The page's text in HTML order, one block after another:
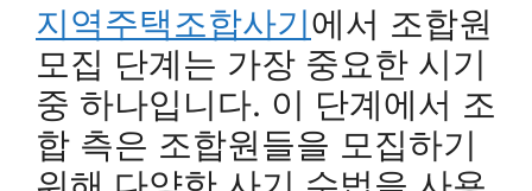
지역주택조합사기에서 조합원
모집 단계는 가장 중요한 시기
중 하나입니다. 이 단계에서 조
합 측은 조합원들을 모집하기